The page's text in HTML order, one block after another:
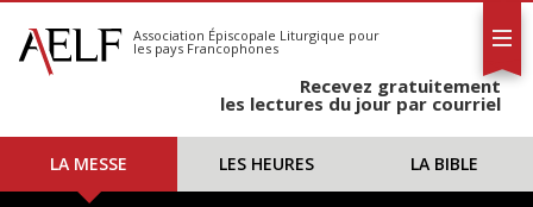
S'abonner
Calendrier
Association Épiscopale Liturgique pour
les pays Francophones
Recevez gratuitement
les lectures du jour par courriel
LA MESSE LES HEURES LA BIBLE